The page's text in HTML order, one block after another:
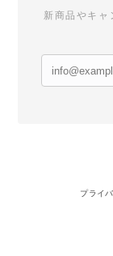
新商品やキャ
プライ